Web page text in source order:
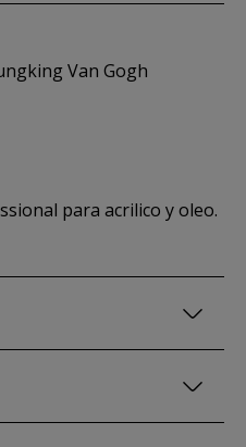
Van Gogh
para acrilico y oleo.